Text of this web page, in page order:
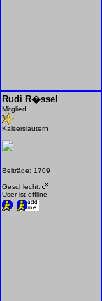
Rudi R�ssel
Mitglied
Kaiserslautern
Beiträge: 1709
Geschlecht:
User ist offline